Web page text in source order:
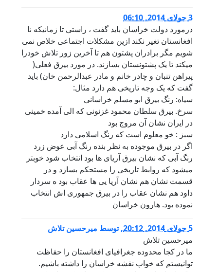
3 جولای 2014, 06:10
درمورد دولت خراسان باید گفت ، راستی تا زمانیکه نا
افغانستان تغیر نکند ازین مشکلات اجتماعی خلاص نمی
شویم مگر برادران پشتون هم تا آخرین زور تلاش خودرا
میکند تا یک پشتونستان بسازند. در مورد بیرق فعلی(
پیراهن تنبان و چادر خانم و مادر عبدالرحمن خان) باید
گفت که یک وجه تاریخی هم دارد مثال:
سیاه: رنگ بیرق ابو مسلم خراسانی
سرخ. بیرق سلطان محمود غزنونی که الی آمده خمینی
در ایران نشان آن مروج بود
سبز : خو معلوم است که رنگ اسلامی دارد
اگر در بیرق موجوده به نظر بنده رنگ آبی عوض زرد
رنگ آبی که نشان بیرق آریای ها بود انتخاب شود خوبتر
میشود که روابط تاریخی را مستحکم بسازد و در
قسمت نشان هم نشان آریا یی ها عقاب بود ه سردار
داود هم نشان عقاب را در بیرق جمهوری اش انتخاب
نموده بود. هارون خراسان
5 جولای 2014, 20:12 ,توسط میرحسین تلاش
میرحسین تلاش
ما در کجا محدوده جغرافیای افغانستان را حفاظت
توانیستم که خواب نقشه خراسان را داشته باشیم.